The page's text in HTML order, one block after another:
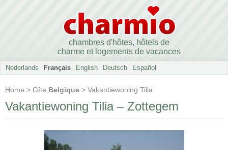
chambres d'hôtes, hôtels de
charme et logements de vacances
Nederlands Français English Deutsch Español
Home > Gîte Belgique > Vakantiewoning Tilia
Vakantiewoning Tilia – Zottegem